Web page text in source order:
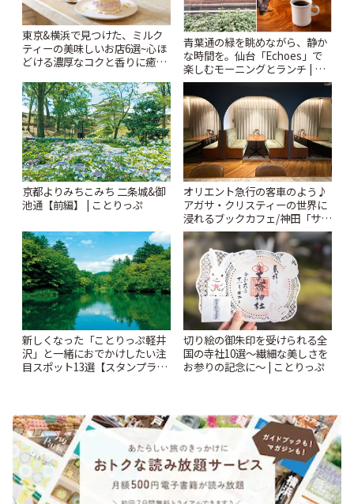
東京&横浜で見つけた、ミルク
ティーの美味しいお店6選~心ほ
どける濃厚なコクと香りに癒や
ぷ
青葉通の緑を眺めながら、静か
な時間を。仙台「Echoes」で
楽しむモーニングとランチ | こ
とりっぷ
京都よりみちこみち 二条城&御
池通【前編】 | ことりっぷ
オリエント急行の客車のよう♪
アガサ・クリスティーの世界に
浸れるブックカフェ/神田「サロ
ンクリスティ」 | ことりっぷ
新しくなった「ことりっぷ軽井
沢」と一緒におでかけしたい注
目スポット13選【スタンプラリ
切り絵の御朱印を受けられる全
国の寺社10選〜繊細な美しさを
お参りの記念に〜 | ことりっぷ